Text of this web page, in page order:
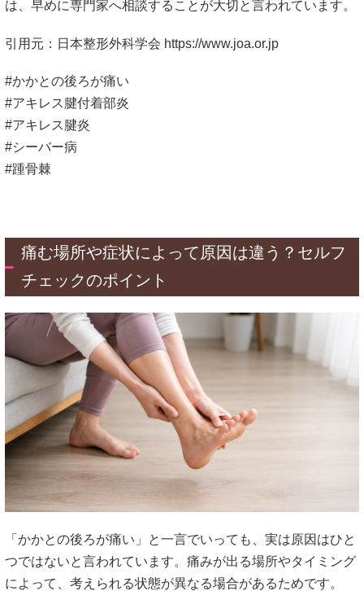
は、早めに専門家へ相談することが大切と言われています。
引用元：日本整形外科学会 https://www.joa.or.jp
#かかとの後ろが痛い
#アキレス腱付着部炎
#アキレス腱炎
#シーバー病
#踵骨棘
痛む場所や症状によって原因は違う？セルフ
チェックのポイント
「かかとの後ろが痛い」と一言でいっても、実は原因はひと
つではないと言われています。痛みが出る場所やタイミング
によって、考えられる状態が異なる場合があるためです。